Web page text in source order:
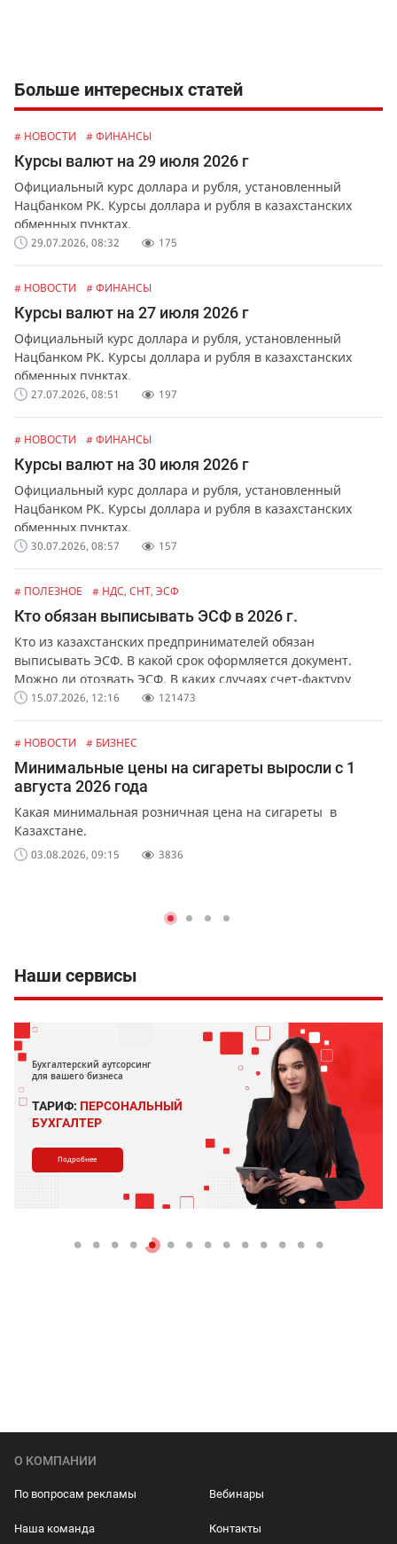
Больше интересных статей
# НОВОСТИ # ФИНАНСЫ
Курсы валют на 29 июля 2026 г
Официальный курс доллара и рубля, установленный
Нацбанком РК. Курсы доллара и рубля в казахстанских
обменных пунктах.
29.07.2026, 08:32 175
# НОВОСТИ # ФИНАНСЫ
Курсы валют на 27 июля 2026 г
Официальный курс доллара и рубля, установленный
Нацбанком РК. Курсы доллара и рубля в казахстанских
обменных пунктах.
27.07.2026, 08:51 197
# НОВОСТИ # ФИНАНСЫ
Курсы валют на 30 июля 2026 г
Официальный курс доллара и рубля, установленный
Нацбанком РК. Курсы доллара и рубля в казахстанских
обменных пунктах.
30.07.2026, 08:57 157
# ПОЛЕЗНОЕ # НДС, СНТ, ЭСФ
Кто обязан выписывать ЭСФ в 2026 г.
Кто из казахстанских предпринимателей обязан
выписывать ЭСФ. В какой срок оформляется документ.
Можно ли отозвать ЭСФ. В каких случаях счет-фактуру
можно выписать в бумажной форме.
15.07.2026, 12:16 121473
# НОВОСТИ # БИЗНЕС
Минимальные цены на сигареты выросли с 1
августа 2026 года
Какая минимальная розничная цена на сигареты в
Казахстане.
03.08.2026, 09:15 3836
Наши сервисы
Бухгалтерский аутсорсинг
для вашего бизнеса
ТАРИФ: ПЕРСОНАЛЬНЫЙ
БУХГАЛТЕР
Подробнее
О КОМПАНИИ
По вопросам рекламы Вебинары
Наша команда Контакты